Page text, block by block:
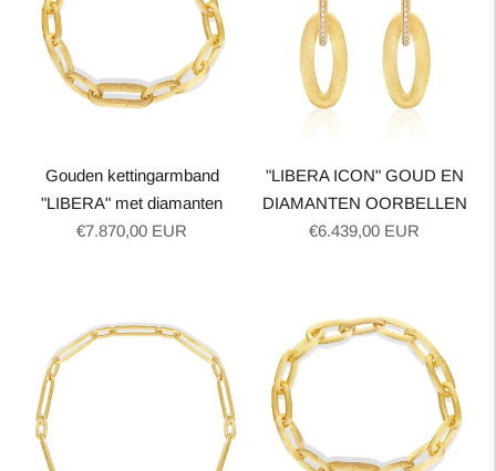
Gouden kettingarmband
"LIBERA" met diamanten
Normale
€7.870,00 EUR
"LIBERA ICON" GOUD EN
DIAMANTEN OORBELLEN
Normale
€6.439,00 EUR